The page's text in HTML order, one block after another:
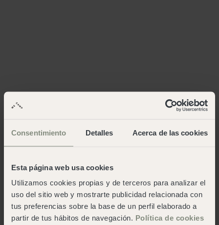
Consentimiento Detalles Acerca de las cookies
Esta página web usa cookies
Utilizamos cookies propias y de terceros para analizar el
uso del sitio web y mostrarte publicidad relacionada con
tus preferencias sobre la base de un perfil elaborado a
partir de tus hábitos de navegación. Política de cookies